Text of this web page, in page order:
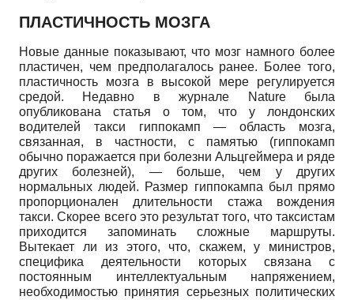
ПЛАСТИЧНОСТЬ МОЗГА
Новые данные показывают, что мозг намного более
пластичен, чем предполагалось ранее. Более того,
пластичность мозга в высокой мере регулируется
средой. Недавно в журнале
Natureбыла
опубликована статья о том, что у лондонских
водителей такси гиппокамп — область мозга,
связанная, в частности, с памятью (гиппокамп
обычно поражается при болезни Альцгеймера и ряде
других болезней), — больше, чем у других
нормальных людей. Размер гиппокампа был прямо
пропорционален длительности стажа вождения
такси. Скорее всего это результат того, что таксистам
приходится запоминать сложные маршруты.
Вытекает ли из этого, что, скажем, у министров,
специфика деятельности которых связана с
постоянным интеллектуальным напряжением,
необходимостью принятия серьезных политических